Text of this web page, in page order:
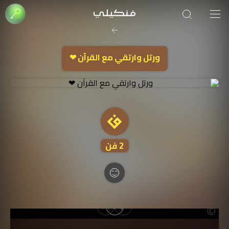
ورتل وارتقي مع القرآن ❤
2فن
صورة الغلاف من فن
SOUFIANE Abid